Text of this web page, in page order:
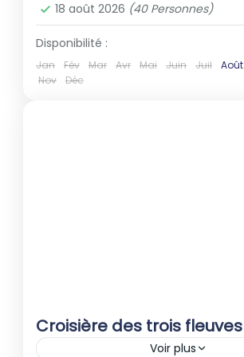
18 août 2026 (40 Personnes)
Disponibilité :
Jan Fév Mar Avr Mai Juin Juil Août
Nov
Déc
Croisière des trois fleuves
Voir plus